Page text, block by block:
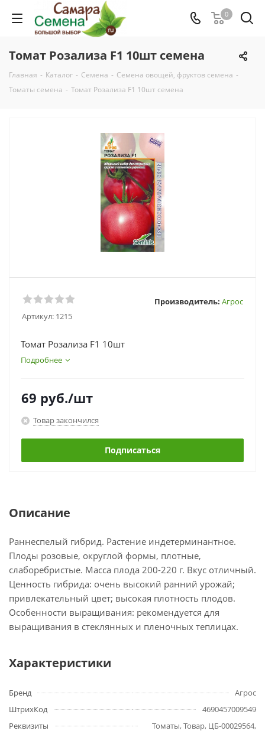
0
Томат Розализа F1 10шт семена
Главная - Каталог - Семена - Семена овощей, фруктов семена -
Томаты семена - Томат Розализа F1 10шт семена
Артикул: 1215
Производитель: Агрос
Томат Розализа F1 10шт
Подробнее
69 руб./шт
Товар закончился
Подписаться
Описание
Раннеспелый гибрид. Растение индетерминантное.
Плоды розовые, округлой формы, плотные,
слаборебристые. Масса плода 200-220 г. Вкус отличный.
Ценность гибрида: очень высокий ранний урожай;
привлекательный цвет; высокая плотность плодов.
Особенности выращивания: рекомендуется для
выращивания в стеклянных и пленочных теплицах.
Характеристики
Бренд
Агрос
ШтрихКод
4690457009549
Реквизиты
Томаты, Товар, ЦБ-00029564,